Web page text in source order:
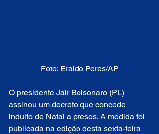
Foto: Eraldo Peres/AP
O presidente Jair Bolsonaro (PL)
assinou um decreto que concede
indulto de Natal a presos. A medida foi
publicada na edição desta sexta-feira